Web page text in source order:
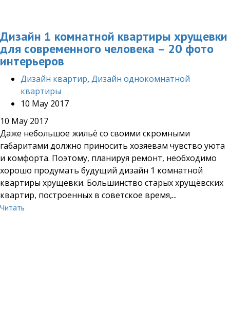
Дизайн 1 комнатной квартиры хрущевки
для современного человека – 20 фото
интерьеров
Дизайн квартир, Дизайн однокомнатной
квартиры
10 May 2017
10 May 2017
Даже небольшое жильё со своими скромными
габаритами должно приносить хозяевам чувство уюта
и комфорта. Поэтому, планируя ремонт, необходимо
хорошо продумать будущий дизайн 1 комнатной
квартиры хрущевки. Большинство старых хрущёвских
квартир, построенных в советское время,...
Читать